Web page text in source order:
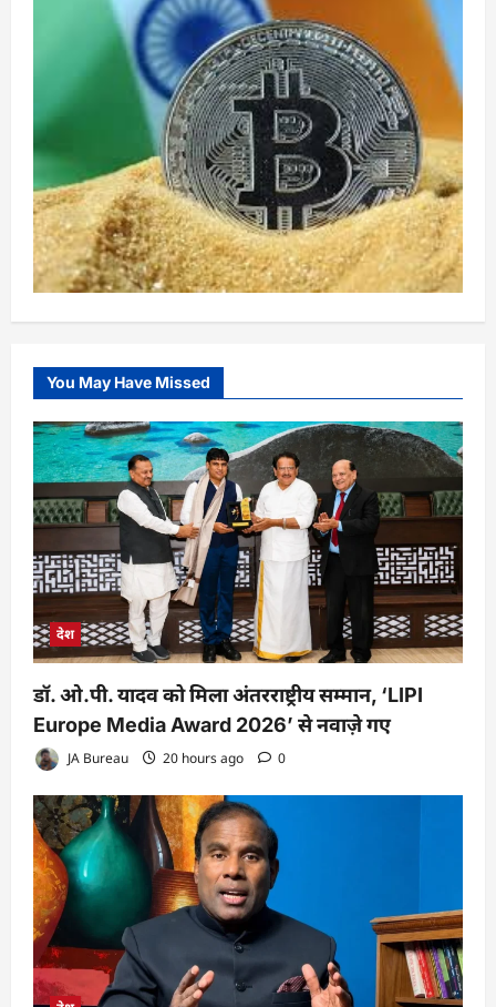
You May Have Missed
देश
डॉ. ओ.पी. यादव को मिला अंतरराष्ट्रीय सम्मान, ‘LIPI
Europe Media Award 2026’ से नवाज़े गए
JA Bureau 20 hours ago 0